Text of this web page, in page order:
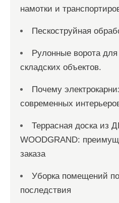
намотки и
Пескоструйная
Рулонные ворота
складских объектов.
Почему
современных
Террасная доска из
WOODGRAND:
заказа
Уборка помещений
последствия